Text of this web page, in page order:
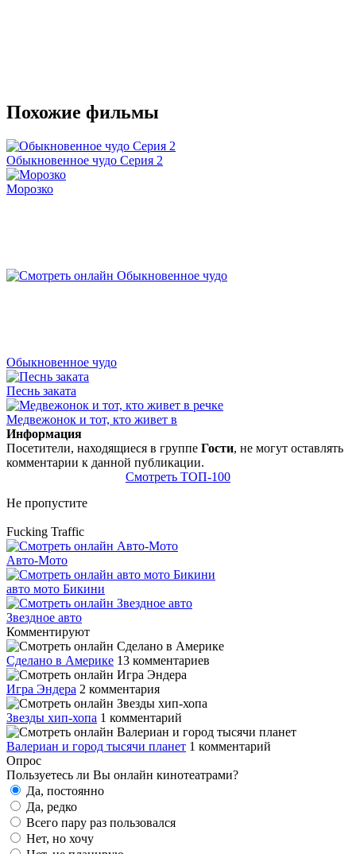
Похожие фильмы
Обыкновенное чудо Серия 2
Морозко
Обыкновенное чудо
Песнь заката
Медвежонок и тот, кто живет в
Информация
Посетители, находящиеся в группе Гости, не могут оставлять
комментарии к данной публикации.
Смотреть ТОП-100
Не пропустите
Fucking Traffic
Авто-Мото
авто мото Бикини
Звездное авто
Комментируют
Сделано в Америке 13 комментариев
Игра Эндера 2 комментария
Звезды хип-хопа 1 комментарий
Валериан и город тысячи планет 1 комментарий
Опрос
Пользуетесь ли Вы онлайн кинотеатрами?
Да, постоянно
Да, редко
Всего пару раз пользовался
Нет, но хочу